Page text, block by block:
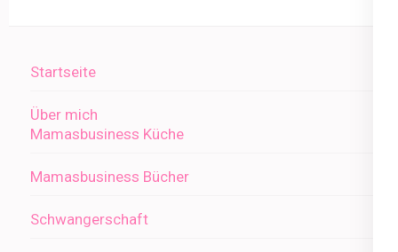
Startseite
Über mich
Mamasbusiness Küche
Mamasbusiness Bücher
Schwangerschaft